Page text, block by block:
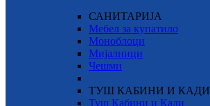
САНИТАРИЈА
Мебел за купатило
Моноблоци
Мијалници
Чешми
ТУШ КАБИНИ И КАДИ
Туш Кабини и Кади